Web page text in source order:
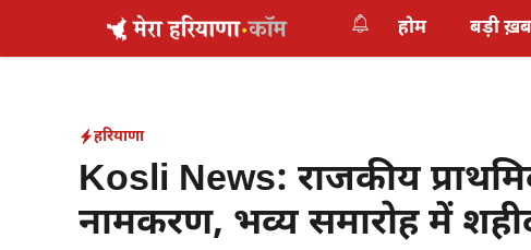
होम बड़ी
हरियाणा
Kosli News: राजकीय
नामकरण, भव्य समारोह में